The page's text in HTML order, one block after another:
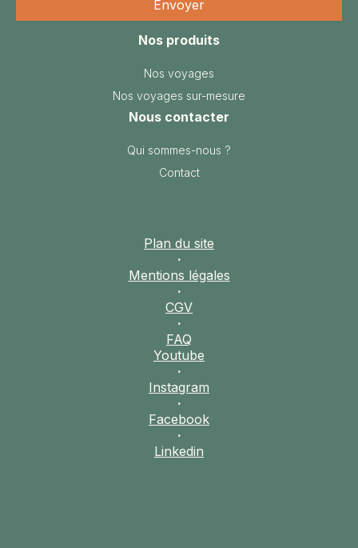
Nos produits
Nos voyages
Nos voyages sur-mesure
Nous contacter
Qui sommes-nous ?
Contact
Plan du site
·
Mentions légales
·
CGV
·
FAQ
Youtube
·
Instagram
·
Facebook
·
Linkedin